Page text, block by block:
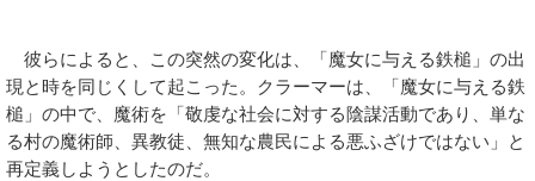
彼らによると、この突然の変化は、「魔女に与える鉄槌」の出
現と時を同じくして起こった。クラーマーは、「魔女に与える鉄
槌」の中で、魔術を「敬虔な社会に対する陰謀活動であり、単な
る村の魔術師、異教徒、無知な農民による悪ふざけではない」と
再定義しようとしたのだ。